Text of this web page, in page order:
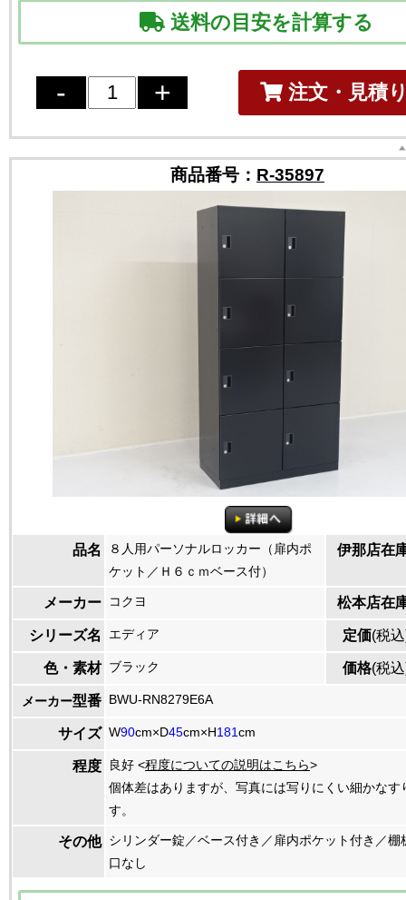
送料の目安を計算する
注文・見積
商品番号： R-35897
品名
８人用パーソナルロッカー（扉内ポ
ケット／Ｈ６ｃｍベース付）
伊那店在
メーカー コクヨ 松本店在
シリーズ名 エディア 定価(税
色・素材 ブラック 価格(税
メーカー型番 BWU-RN8279E6A
サイズ W90cm×D45cm×H181cm
程度 良好 <程度についての説明はこちら>
個体差はありますが、写真には写りにくい細かなす
す。
その他 シリンダー錠／ベース付き／扉内ポケット付き／棚
口なし